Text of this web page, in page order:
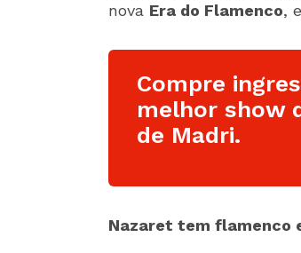
nova Era do Flamenco,
Compre
melhor show
de Madri.
Nazaret tem flamenco